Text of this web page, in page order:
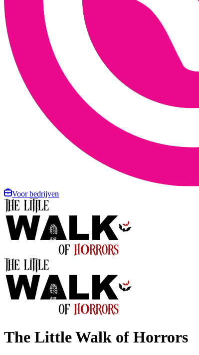
Voor bedrijven
The Little Walk of Horrors